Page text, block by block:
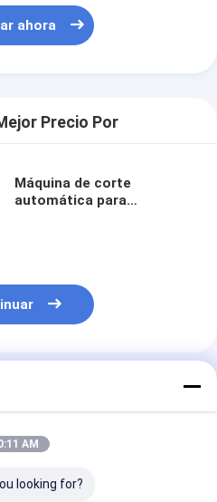
ahora
Precio Por
Máquina de corte
automática para
AM
looking for?